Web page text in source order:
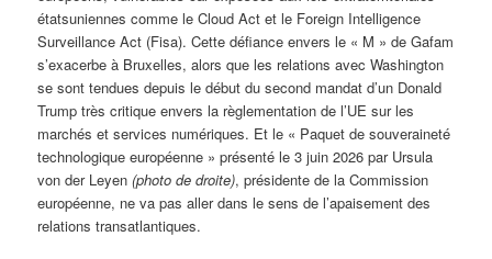
étatsuniennes comme le Cloud Act et le Foreign Intelligence
Surveillance Act (Fisa). Cette défiance envers le « M » de Gafam
s’exacerbe à Bruxelles, alors que les relations avec Washington
se sont tendues depuis le début du second mandat d’un Donald
Trump très critique envers la règlementation de l’UE sur les
marchés et services numériques. Et le « Paquet de souveraineté
technologique européenne » présenté le 3 juin 2026 par Ursula
von der Leyen(photo de droite), présidente de la Commission
européenne, ne va pas aller dans le sens de l’apaisement des
relations transatlantiques.